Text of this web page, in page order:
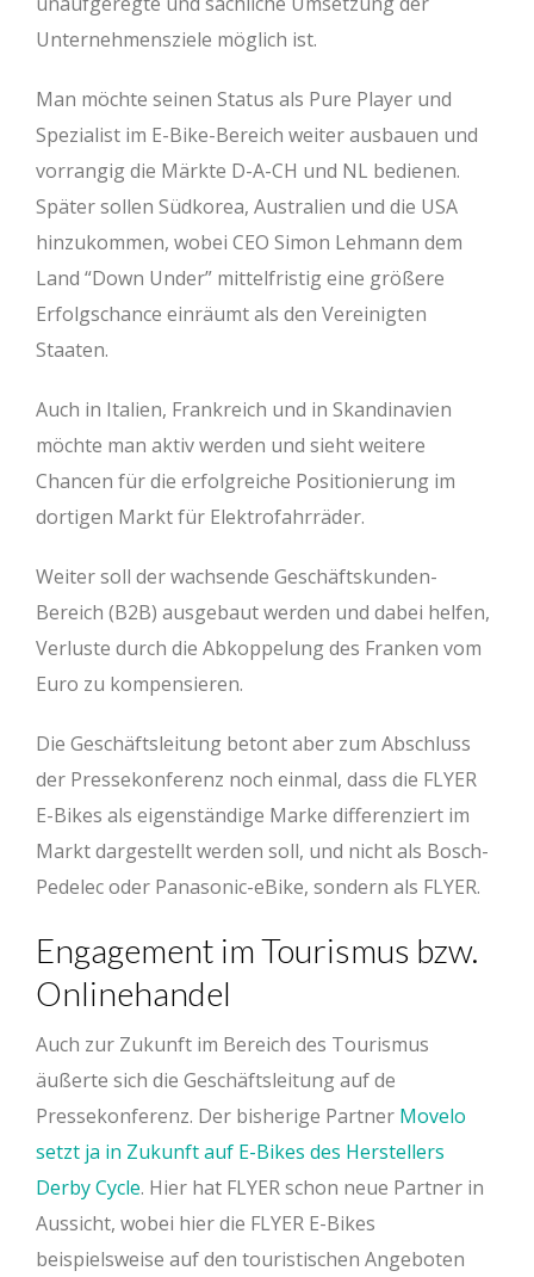
Unternehmensziele möglich ist.
Man möchte seinen Status als Pure Player und
Spezialist im E-Bike-Bereich weiter ausbauen und
vorrangig die Märkte D-A-CH und NL bedienen.
Später sollen Südkorea, Australien und die USA
hinzukommen, wobei CEO Simon Lehmann dem
Land “Down Under” mittelfristig eine größere
Erfolgschance einräumt als den Vereinigten
Staaten.
Auch in Italien, Frankreich und in Skandinavien
möchte man aktiv werden und sieht weitere
Chancen für die erfolgreiche Positionierung im
dortigen Markt für Elektrofahrräder.
Weiter soll der wachsende Geschäftskunden-
Bereich (B2B) ausgebaut werden und dabei helfen,
Verluste durch die Abkoppelung des Franken vom
Euro zu kompensieren.
Die Geschäftsleitung betont aber zum Abschluss
der Pressekonferenz noch einmal, dass die FLYER
E-Bikes als eigenständige Marke differenziert im
Markt dargestellt werden soll, und nicht als Bosch-
Pedelec oder Panasonic-eBike, sondern als FLYER.
Engagement im Tourismus bzw.
Onlinehandel
Auch zur Zukunft im Bereich des Tourismus
äußerte sich die Geschäftsleitung auf de
Pressekonferenz. Der bisherige Partner Movelo
setzt ja in Zukunft auf E-Bikes des Herstellers
Derby Cycle. Hier hat FLYER schon neue Partner in
Aussicht, wobei hier die FLYER E-Bikes
beispielsweise auf den touristischen Angeboten